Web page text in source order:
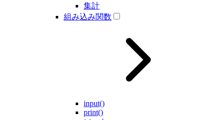
集計
組み込み関数
input()
print()